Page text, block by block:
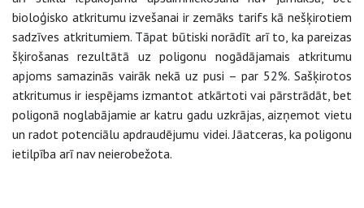
bioloģisko atkritumu izvešanai ir zemāks tarifs kā nešķirotiem
sadzīves atkritumiem. Tāpat būtiski norādīt arī to, ka pareizas
šķirošanas rezultātā uz poligonu nogādājamais atkritumu
apjoms samazinās vairāk nekā uz pusi – par 52%. Sašķirotos
atkritumus ir iespējams izmantot atkārtoti vai pārstrādāt, bet
poligonā noglabājamie ar katru gadu uzkrājas, aizņemot vietu
un radot potenciālu apdraudējumu videi. Jāatceras, ka poligonu
ietilpība arī nav neierobežota.